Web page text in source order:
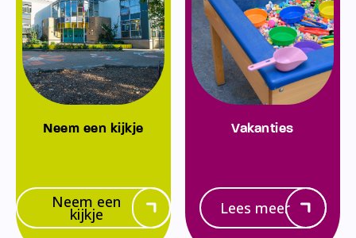
Neem een kijkje
Neem een
kijkje
Vakanties
Lees meer